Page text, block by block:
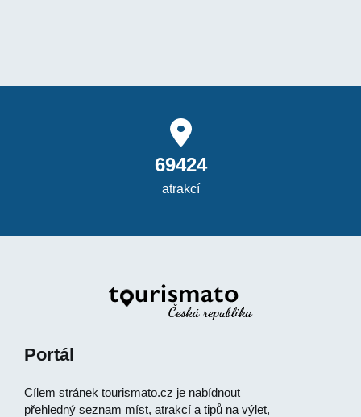
69424
atrakcí
Portál
Cílem stránek tourismato.cz je nabídnout
přehledný seznam míst, atrakcí a tipů na výlet,